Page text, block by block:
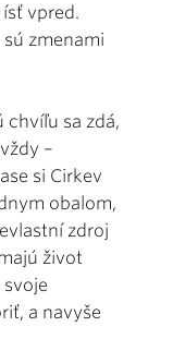
vpred.
zmenami
chvíľu sa zdá,
–
si Cirkev
obalom,
zdroj
život
svoje
a navyše